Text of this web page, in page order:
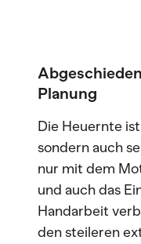
Planung
Die Heuernte
sondern auch
nur mit dem
und auch das
Handarbeit
den steileren